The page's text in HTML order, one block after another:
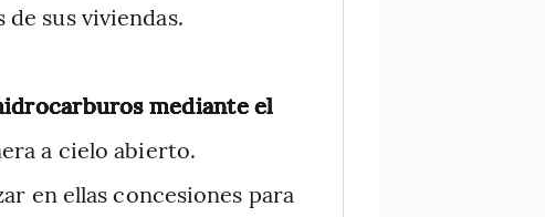
sus viviendas.
mediante el
a cielo abierto.
en ellas concesiones para